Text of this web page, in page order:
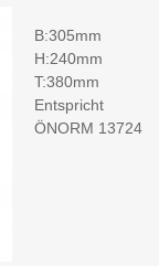
B:305mm
H:240mm
T:380mm
Entspricht
ÖNORM 13724